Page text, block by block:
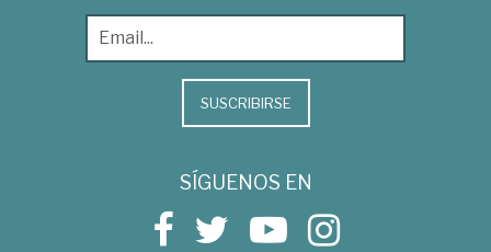
SUSCRIBIRSE
SÍGUENOS EN